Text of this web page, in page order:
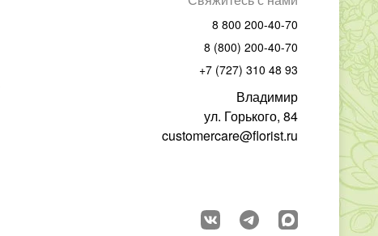
8 800 200-40-70
8 (800) 200-40-70
+7 (727) 310 48 93
Владимир
ул. Горького, 84
customercare@florist.ru